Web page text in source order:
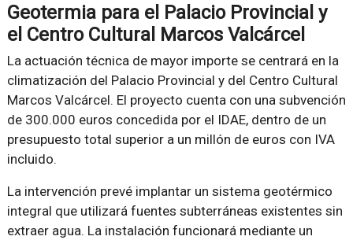
Geotermia para el Palacio Provincial y
el Centro Cultural Marcos Valcárcel
La actuación técnica de mayor importe se centrará en la
climatización del Palacio Provincial y del Centro Cultural
Marcos Valcárcel. El proyecto cuenta con una subvención
de 300.000 euros concedida por el IDAE, dentro de un
presupuesto total superior a un millón de euros con IVA
incluido.
La intervención prevé implantar un sistema geotérmico
integral que utilizará fuentes subterráneas existentes sin
extraer agua. La instalación funcionará mediante un